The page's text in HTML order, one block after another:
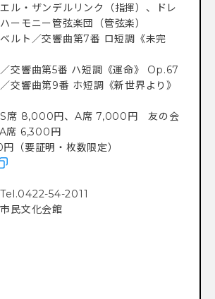
ル・ザンデルリンク（指揮）、ドレ
ーモニー管弦楽団（管弦楽）
ルト／交響曲第7番 ロ短調《未完
交響曲第5番 ハ短調《運命》 Op.67
交響曲第9番 ホ短調《新世界より》
席 8,000円、A席 7,000円 友の会
席 6,300円
（要証明・枚数限定）
54-2011
民文化会館